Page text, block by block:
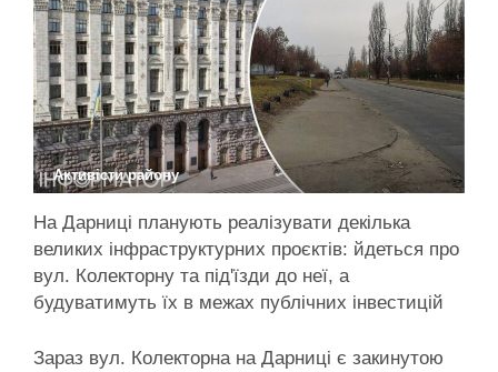
Активісти району
На Дарниці планують реалізувати декілька
великих інфраструктурних проєктів: йдеться про
вул. Колекторну та під'їзди до неї, а
будуватимуть їх в межах публічних інвестицій
Зараз вул. Колекторна на Дарниці є закинутою